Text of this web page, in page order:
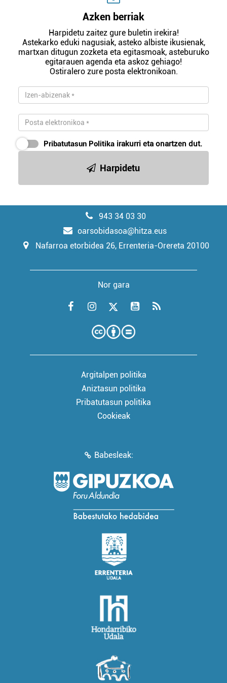
Azken berriak
Harpidetu zaitez gure buletin irekira!
Astekarko eduki nagusiak, asteko albiste ikusienak,
martxan ditugun zozketa eta egitasmoak, asteburuko
egitarauen agenda eta askoz gehiago!
Ostiralero zure posta elektronikoan.
Pribatutasun Politika irakurri eta onartzen dut.
Harpidetu
943 34 03 30
oarsobidasoa@hitza.eus
Nafarroa etorbidea 26, Errenteria-Orereta 20100
Nor gara
Argitalpen politika
Aniztasun politika
Pribatutasun politika
Cookieak
Babesleak: